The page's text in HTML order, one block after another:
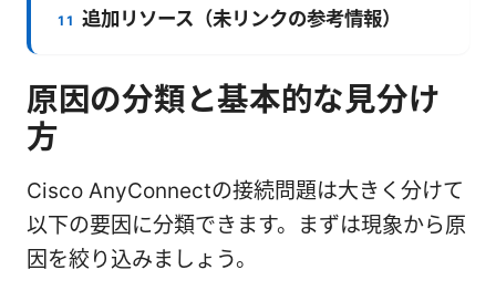
追加リソース（未リンクの参考情報）
原因の分類と基本的な見分け
方
Cisco AnyConnectの接続問題は大きく分けて
以下の要因に分類できます。まずは現象から原
因を絞り込みましょう。